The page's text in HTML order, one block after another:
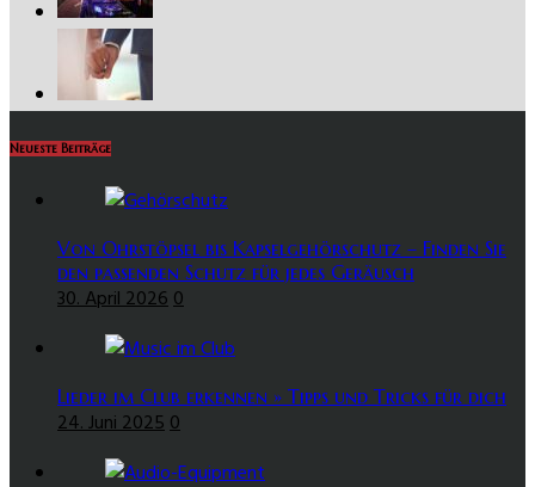
Neueste Beiträge
Von Ohrstöpsel bis Kapselgehörschutz – Finden Sie
den passenden Schutz für jedes Geräusch
30. April 20260
Lieder im Club erkennen » Tipps und Tricks für dich
24. Juni 20250